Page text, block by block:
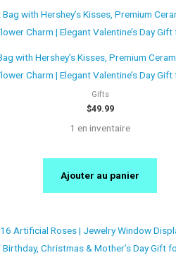
with Hershey’s Kisses, Premium
Charm | Elegant Valentine’s Day
Gifts
$49.99
1 en inventaire
Ajouter au panier